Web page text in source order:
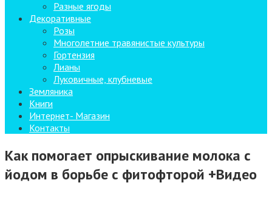
Разные ягоды
Декоративные
Розы
Многолетние травянистые культуры
Гортензия
Лианы
Луковичные, клубневые
Земляника
Книги
Интернет- Магазин
Контакты
Как помогает опрыскивание молока с
йодом в борьбе с фитофторой +Видео